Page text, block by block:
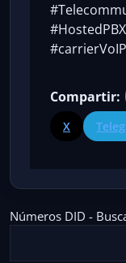
Compartir:
X
Números DID -